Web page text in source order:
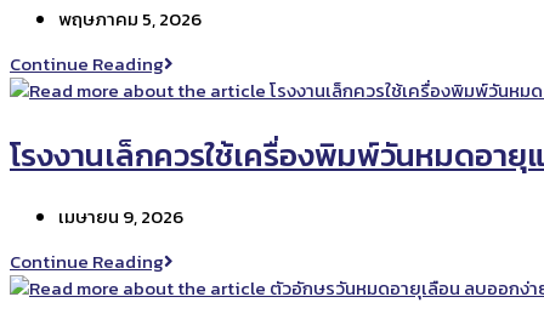
หมด
อายุ
ใน
โรงงาน
Post
พฤษภาคม 5, 2026
Continue Readingหมึก
1
พิมพ์
ได้
ครั้ง
และ
ตก
กี่
โรงงานเล็กควรใช้เครื่องพิมพ์วันหมดอายุ
Post
เมษายน 9, 2026
Continue Readingโรงงาน
เล็ก